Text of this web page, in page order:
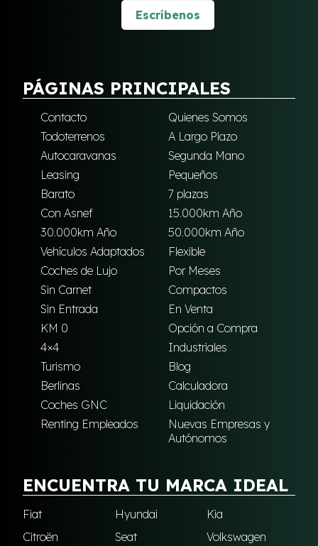
Escríbenos
PÁGINAS PRINCIPALES
Contacto
Quienes Somos
Todoterrenos
A Largo Plazo
Autocaravanas
Segunda Mano
Leasing
Pequeños
Barato
7 plazas
Con Asnef
15.000km Año
30.000km Año
50.000km Año
Vehículos Adaptados
Flexible
Coches de Lujo
Por Meses
Sin Carnet
Compactos
Sin Entrada
En Venta
KM 0
Opción a Compra
4×4
Industriales
Turismo
Blog
Berlinas
Calculadora
Coches GNC
Liquidación
Renting Empleados
Nuevas Empresas y
Autónomos
ENCUENTRA TU MARCA IDEAL
Fiat Hyundai
Kia
Citroën
Seat Volkswagen